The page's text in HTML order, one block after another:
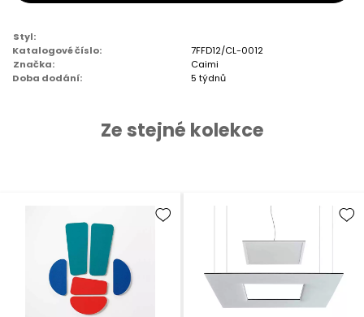
Styl:
Katalogové číslo:
7FFD12/CL-0012
Značka:
Caimi
Doba dodání:
5 týdnů
Ze stejné kolekce